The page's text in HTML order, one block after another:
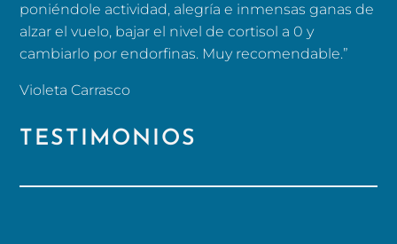
poniéndole actividad, alegría e inmensas ganas de
alzar el vuelo, bajar el nivel de cortisol a 0 y
cambiarlo por endorfinas. Muy recomendable.”
Violeta Carrasco
TESTIMONIOS